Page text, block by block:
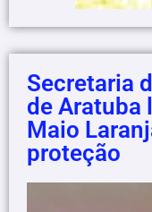
Secretaria
de Aratuba
Maio
proteção